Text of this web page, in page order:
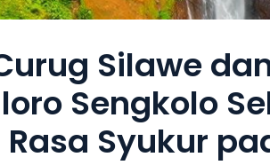
Silawe
Sengkolo
Syukur